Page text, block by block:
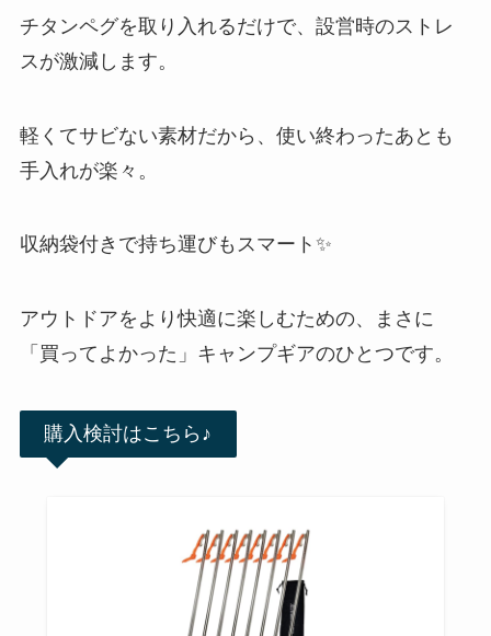
チタンペグを取り入れるだけで、設営時のストレ
スが激減します。
軽くてサビない素材だから、使い終わったあとも
手入れが楽々。
収納袋付きで持ち運びもスマート✨
アウトドアをより快適に楽しむための、まさに
「買ってよかった」キャンプギアのひとつです。
購入検討はこちら♪